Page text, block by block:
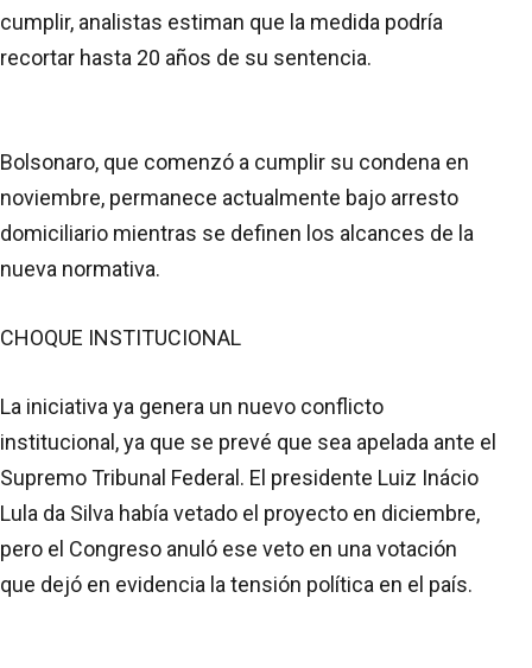
cumplir, analistas estiman que la medida podría
recortar hasta 20 años de su sentencia.
Bolsonaro, que comenzó a cumplir su condena en
noviembre, permanece actualmente bajo arresto
domiciliario mientras se definen los alcances de la
nueva normativa.
CHOQUE INSTITUCIONAL
La iniciativa ya genera un nuevo conflicto
institucional, ya que se prevé que sea apelada ante el
Supremo Tribunal Federal. El presidente Luiz Inácio
Lula da Silva había vetado el proyecto en diciembre,
pero el Congreso anuló ese veto en una votación
que dejó en evidencia la tensión política en el país.